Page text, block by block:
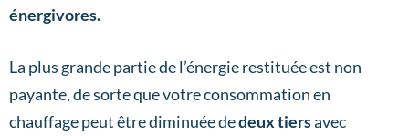
énergivores.
La plus grande partie de l’énergie restituée est non
payante, de sorte que votre consommation en
chauffage peut être diminuée dedeux tiersavec